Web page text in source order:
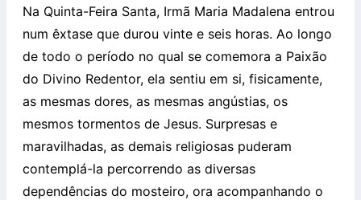
Na Quinta-Feira Santa, Irmã Maria Madalena entrou
num êxtase que durou vinte e seis horas. Ao longo
de todo o período no qual se comemora a Paixão
do Divino Redentor, ela sentiu em si, fisicamente,
as mesmas dores, as mesmas angústias, os
mesmos tormentos de Jesus. Surpresas e
maravilhadas, as demais religiosas puderam
contemplá-la percorrendo as diversas
dependências do mosteiro, ora acompanhando o